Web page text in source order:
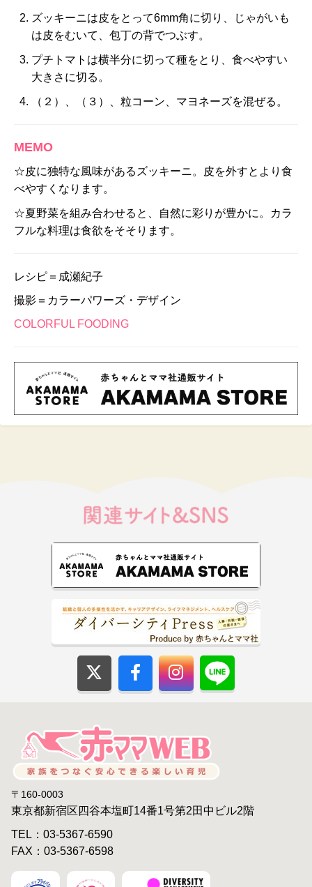
ズッキーニは皮をとって6mm角に切り、じゃがいも
は皮をむいて、包丁の背でつぶす。
プチトマトは横半分に切って種をとり、食べやすい
大きさに切る。
（２）、（３）、粒コーン、マヨネーズを混ぜる。
MEMO
☆皮に独特な風味があるズッキーニ。皮を外すとより食
べやすくなります。
☆夏野菜を組み合わせると、自然に彩りが豊かに。カラ
フルな料理は食欲をそそります。
レシピ＝成瀬紀子
撮影＝カラーパワーズ・デザイン
COLORFUL FOODING
〒160-0003
東京都新宿区四谷本塩町14番1号第2田中ビル2階
TEL：03-5367-6590
FAX：03-5367-6598